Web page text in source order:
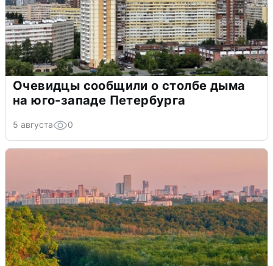
Очевидцы сообщили о столбе дыма
на юго-западе Петербурга
5 августа 0